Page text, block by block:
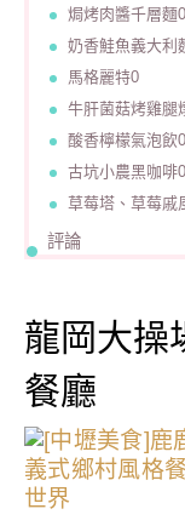
焗烤肉醬千層麵0
奶香鮭魚義大利
馬格麗特0
牛肝菌菇烤雞腿
酸香檸檬氣泡飲0
古坑小農黑咖啡0
草莓塔、草莓戚
評論
龍岡大操
餐廳